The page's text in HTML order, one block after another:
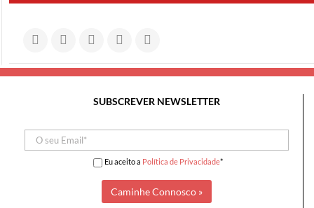
SUBSCREVER NEWSLETTER
Eu aceito a Política de Privacidade*